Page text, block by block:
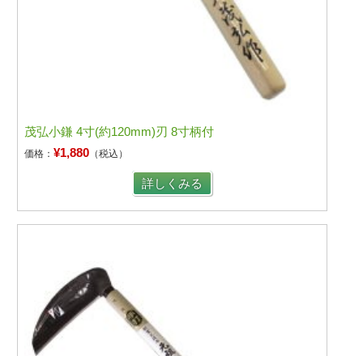
茂弘小鎌 4寸(約120mm)刃 8寸柄付
価格：¥1,880 （税込）
詳しくみる